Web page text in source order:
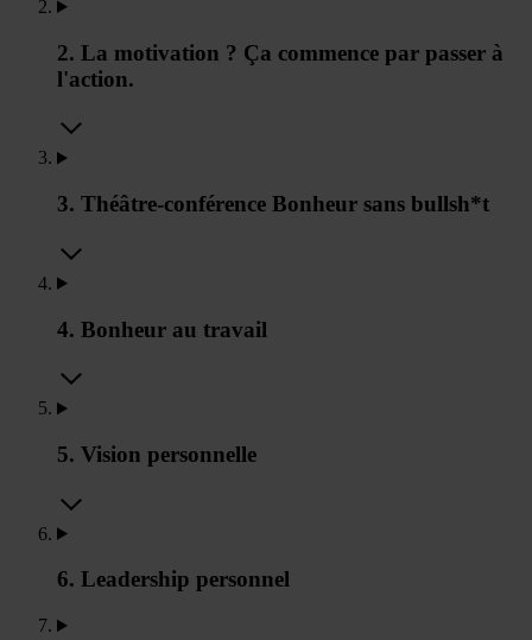
2. La motivation ? Ça commence par passer à
l'action.
3. Théâtre-conférence Bonheur sans bullsh*t
4. Bonheur au travail
5. Vision personnelle
6. Leadership personnel